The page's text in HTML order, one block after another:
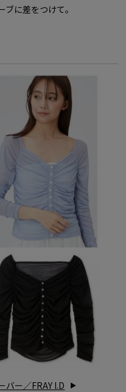
に差をつけて。
バー／FRAY I.D